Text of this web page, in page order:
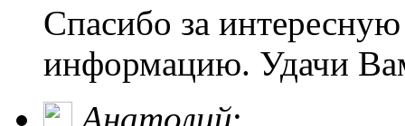
Спасибо за
информацию. Удачи